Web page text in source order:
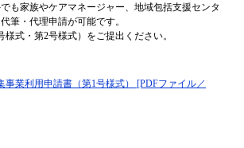
族やケアマネージャー、地域包括支援センタ
筆・代理申請が可能です。
・第2号様式）をご提出ください。
事業利用申請書（第1号様式） [PDFファイル／